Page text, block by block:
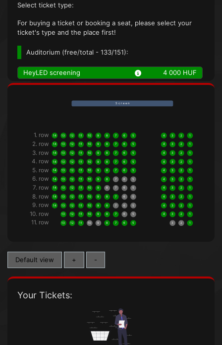
Select ticket type:
For buying a ticket or booking a seat, please select your
ticket's type and the place first!
Auditorium (free/total - 133/151):
HeyLED screening 4 000 HUF
S c r e e n
1. row 14 13 12 11 10 9 8 7 6 5 4 3 2 1
2. row 14 13 12 11 10 9 8 7 6 5 4 3 2 1
3. row 14 13 12 11 10 9 8 7 6 5 4 3 2 1
4. row 14 13 12 11 10 9 8 7 6 5 4 3 2 1
5. row 14 13 12 11 10 9 8 7 6 5 4 3 2 1
6. row 14 13 12 11 10 9 8 7 6 5 4 3 2 1
7. row 14 13 12 11 10 9 8 7 6 5 4 3 2 1
8. row 14 13 12 11 10 9 8 7 6 5 4 3 2 1
9. row 14 13 12 11 10 9 8 7 6 5 4 3 2 1
10. row 13 12 11 10 9 8 7 6 5 4 3 2 1
11. row 13 12 11 10 9 8 7 6 5 3 2 1
Default view + -
Your Tickets: